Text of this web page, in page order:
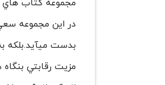
مجموعه کتاب هاي
در اين مجموعه
بدست ميآيد.بلکه
مزيت رقابتي